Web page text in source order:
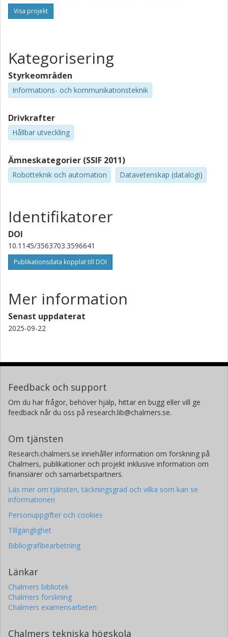
Visa projekt
Kategorisering
Styrkeområden
Informations- och kommunikationsteknik
Drivkrafter
Hållbar utveckling
Ämneskategorier (SSIF 2011)
Robotteknik och automation Datavetenskap (datalogi)
Identifikatorer
DOI
10.1145/3563703.3596641
Publikationsdata kopplat till DOI
Mer information
Senast uppdaterat
2025-09-22
Feedback och support
Om du har frågor, behöver hjälp, hittar en bugg eller vill ge
feedback når du oss på research.lib@chalmers.se.
Om tjänsten
Research.chalmers.se innehåller information om forskning på
Chalmers, publikationer och projekt inklusive information om
finansiärer och samarbetspartners.
Läs mer om tjänsten, täckningsgrad och vilka som kan se
informationen
Personuppgifter och cookies
Tillgänglighet
Bibliografibearbetning
Länkar
Chalmers bibliotek
Chalmers forskning
Chalmers examensarbeten
Chalmers tekniska högskola